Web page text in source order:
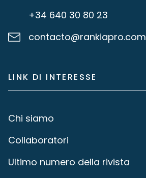
+34 640 30 80 23
contacto@rankiapro.com
LINK DI INTERESSE
Chi siamo
Collaboratori
Ultimo numero della rivista